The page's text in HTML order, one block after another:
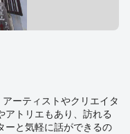
ーティストやクリエイタ
アトリエもあり、訪れる
ーと気軽に話ができるの